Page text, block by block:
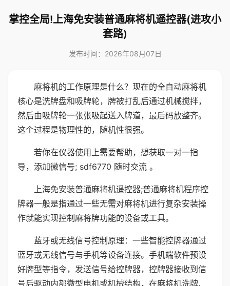
掌控全局!上海免安装普通麻将机遥控器(进攻小
套路)
发布时间：2026年08月07日
麻将机的工作原理是什么？现在的全自动麻将机
核心是洗牌盘和吸牌轮，牌被打乱后通过机械搅拌，
然后由吸牌轮一张张吸起送入牌道，最后码放整齐。
这个过程是物理性的，随机性很强。
若你在仪器使用上需要帮助，想获取一对一指
导，添加微信号; sdf6770 随时交流 。
上海免安装普通麻将机遥控器;普通麻将机程序控
牌器一般是指通过一些无需对麻将机进行复杂安装操
作就能实现控制麻将牌功能的设备或工具。
蓝牙或无线信号控制原理：一些智能控牌器通过
蓝牙或无线信号与手机等设备连接。手机端软件预设
好牌型等指令，发送信号给控牌器，控牌器接收到信
号后驱动内部微型电机或机械结构，在麻将机洗牌、